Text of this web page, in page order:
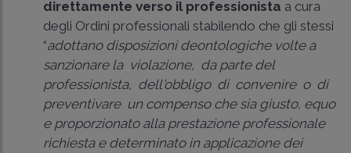
direttamente verso il professionista a cura
degli Ordini professionali stabilendo che gli stessi
“adottano disposizioni deontologiche volte a
sanzionare la violazione, da parte del
professionista, dell'obbligo di convenire o di
preventivare un compenso che sia giusto, equo
e proporzionato alla prestazione professionale
richiesta e determinato in applicazione dei